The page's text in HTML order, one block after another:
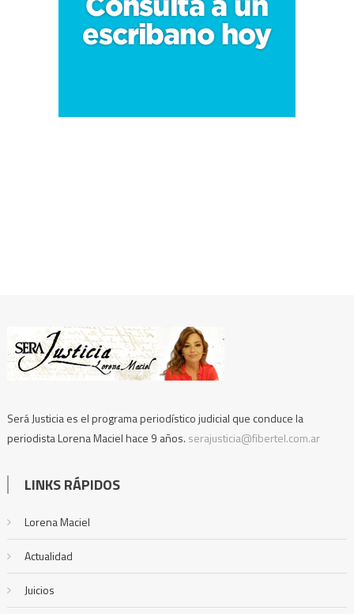
Será Justicia es el programa periodístico judicial que conduce la
periodista Lorena Maciel hace 9 años. serajusticia@fibertel.com.ar
LINKS RÁPIDOS
Lorena Maciel
Actualidad
Juicios